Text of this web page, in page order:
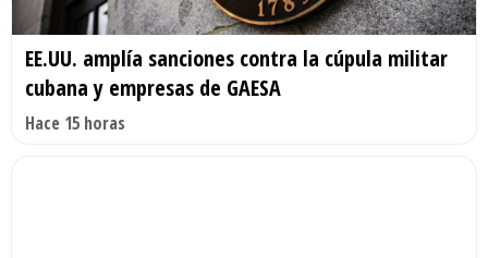
EE.UU. amplía sanciones contra la cúpula militar
cubana y empresas de GAESA
Hace 15 horas